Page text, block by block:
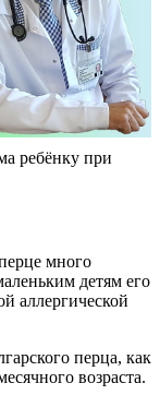
ребёнку при
много
детям его
аллергической
перца, как
возраста.